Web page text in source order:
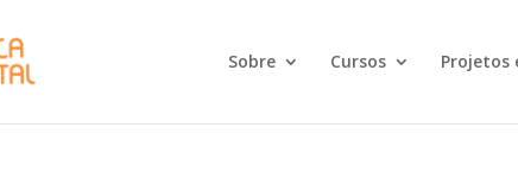
Sobre Cursos Projetos